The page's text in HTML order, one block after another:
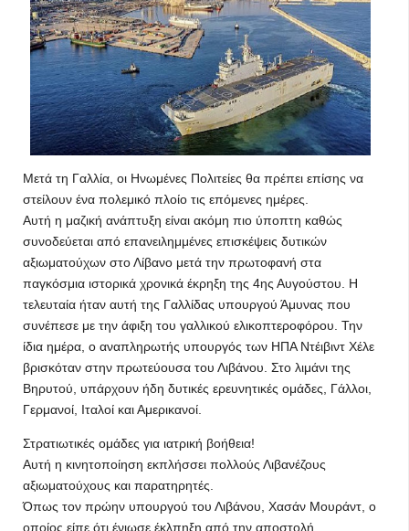
Μετά τη Γαλλία, οι Ηνωμένες Πολιτείες θα πρέπει επίσης να
στείλουν ένα πολεμικό πλοίο τις επόμενες ημέρες.
Αυτή η μαζική ανάπτυξη είναι ακόμη πιο ύποπτη καθώς
συνοδεύεται από επανειλημμένες επισκέψεις δυτικών
αξιωματούχων στο Λίβανο μετά την πρωτοφανή στα
παγκόσμια ιστορικά χρονικά έκρηξη της 4ης Αυγούστου. Η
τελευταία ήταν αυτή της Γαλλίδας υπουργού Άμυνας που
συνέπεσε με την άφιξη του γαλλικού ελικοπτεροφόρου. Την
ίδια ημέρα, ο αναπληρωτής υπουργός των ΗΠΑ Ντέιβιντ Χέλε
βρισκόταν στην πρωτεύουσα του Λιβάνου. Στο λιμάνι της
Βηρυτού, υπάρχουν ήδη δυτικές ερευνητικές ομάδες, Γάλλοι,
Γερμανοί, Ιταλοί και Αμερικανοί.
Στρατιωτικές ομάδες για ιατρική βοήθεια!
Αυτή η κινητοποίηση εκπλήσσει πολλούς Λιβανέζους
αξιωματούχους και παρατηρητές.
Όπως τον πρώην υπουργού του Λιβάνου, Χασάν Μουράντ, ο
οποίος είπε ότι ένιωσε έκλπηξη από την αποστολή